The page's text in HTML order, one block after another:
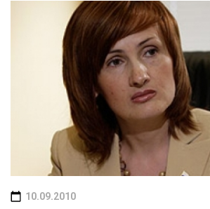
10.09.2010